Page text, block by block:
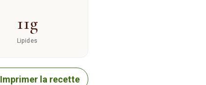
11g
Lipides
Imprimer la recette